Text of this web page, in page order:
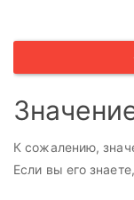
К сожалению,
Если вы его знаете,